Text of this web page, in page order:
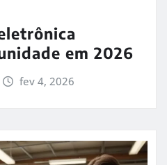
em 2026
fev 4, 2026